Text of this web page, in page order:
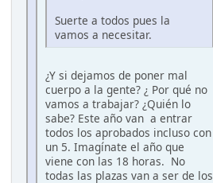
Suerte a todos pues la
vamos a necesitar.
¿Y si dejamos de poner mal
cuerpo a la gente? ¿ Por qué no
vamos a trabajar? ¿Quién lo
sabe? Este año van a entrar
todos los aprobados incluso con
un 5. Imagínate el año que
viene con las 18 horas. No
todas las plazas van a ser de los